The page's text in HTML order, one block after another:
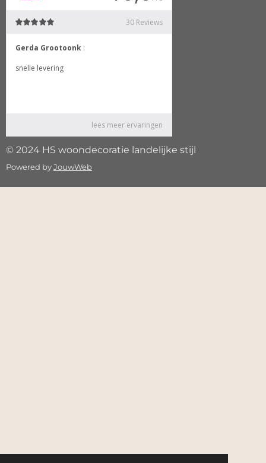
© 2024 HS woondecoratie landelijke stijl
Powered byJouwWeb